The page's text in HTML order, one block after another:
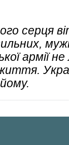
серця
армії